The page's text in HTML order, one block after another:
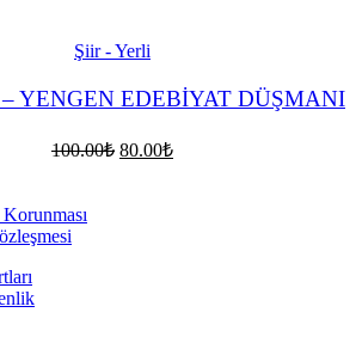
Şiir - Yerli
YENGEN EDEBİYAT DÜŞMANI
100.00₺ Orijinal
80.00₺Şu